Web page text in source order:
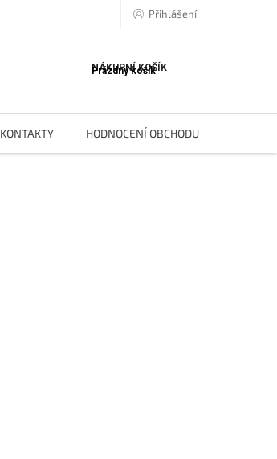
Přihlášení
NÁKUPNÍ KOŠÍK
Prázdný košík
KONTAKTY HODNOCENÍ OBCHODU